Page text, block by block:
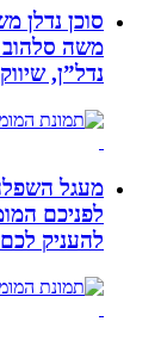
סוכן נדלן משה
משה סלהוב -
נדל”ן, שיווק
מעגל השפלה
לפניכם
להעניק לכם